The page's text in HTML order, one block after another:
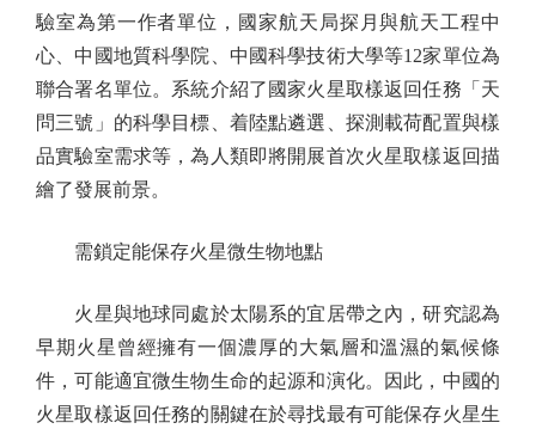
驗室為第一作者單位，國家航天局探月與航天工程中
心、中國地質科學院、中國科學技術大學等12家單位為
聯合署名單位。系統介紹了國家火星取樣返回任務「天
問三號」的科學目標、着陸點遴選、探測載荷配置與樣
品實驗室需求等，為人類即將開展首次火星取樣返回描
繪了發展前景。
需鎖定能保存火星微生物地點
火星與地球同處於太陽系的宜居帶之內，研究認為
早期火星曾經擁有一個濃厚的大氣層和溫濕的氣候條
件，可能適宜微生物生命的起源和演化。因此，中國的
火星取樣返回任務的關鍵在於尋找最有可能保存火星生